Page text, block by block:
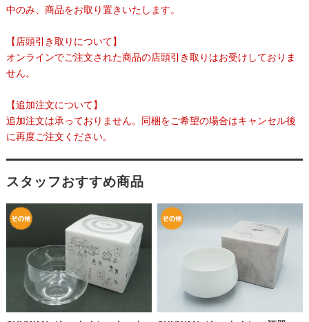
中のみ、商品をお取り置きいたします。
【店頭引き取りについて】
オンラインでご注文された商品の店頭引き取りはお受けしておりま
せん。
【追加注文について】
追加注文は承っておりません。同梱をご希望の場合はキャンセル後
に再度ご注文ください。
スタッフおすすめ商品